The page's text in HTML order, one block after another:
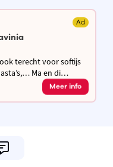
Ad
terecht voor softijs
Ma en di
tot 13.30u en van
Meer info